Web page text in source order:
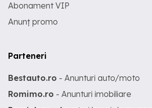
Abonament VIP
Anunț promo
Parteneri
Bestauto.ro - Anunturi auto/moto
Romimo.ro - Anunturi imobiliare